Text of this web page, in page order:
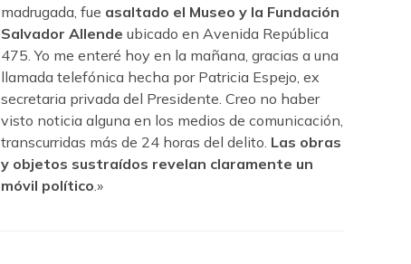
madrugada, fue asaltado el Museo y la Fundación
Salvador Allende ubicado en Avenida República
475. Yo me enteré hoy en la mañana, gracias a una
llamada telefónica hecha por Patricia Espejo, ex
secretaria privada del Presidente. Creo no haber
visto noticia alguna en los medios de comunicación,
transcurridas más de 24 horas del delito. Las obras
y objetos sustraídos revelan claramente un
móvil político.»